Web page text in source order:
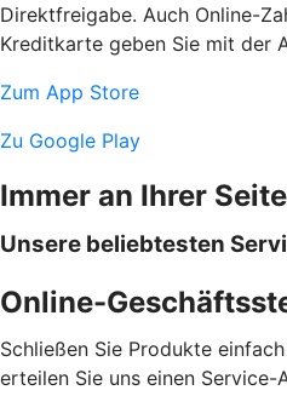
Direktfreigabe. Auch Online-
Kreditkarte geben Sie mit der
Zum App Store
Zu Google Play
Immer an Ihrer Seite
Unsere beliebtesten
Online-
Schließen Sie Produkte
erteilen Sie uns einen Service-